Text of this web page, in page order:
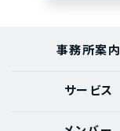
事務所案内
サービス